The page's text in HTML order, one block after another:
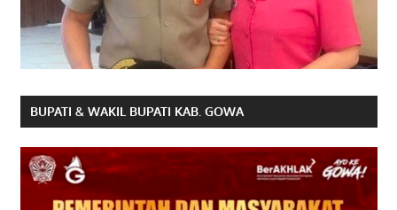
BUPATI & WAKIL BUPATI KAB. GOWA